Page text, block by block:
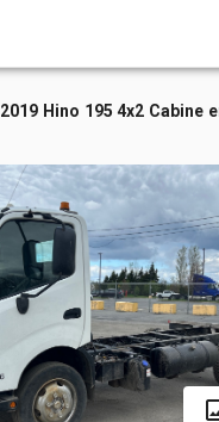
2019 Hino 195 4x2 Cabine